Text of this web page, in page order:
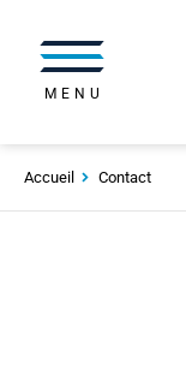
MENU
Accueil Contact